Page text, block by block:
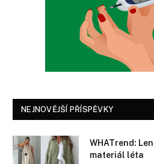
NEJNOVĚJŠÍ PŘÍSPĚVKY
WHATrend:
materiál léta